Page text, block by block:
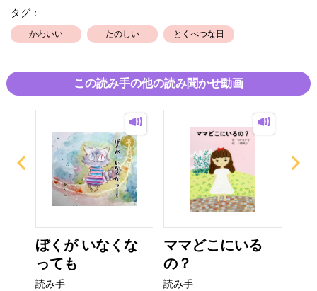
タグ：
かわいい たのしい とくべつな日
この読み手の他の読み聞かせ動画
ぼくが いなくな
っても
読み手
ママどこにいる
の？
読み手